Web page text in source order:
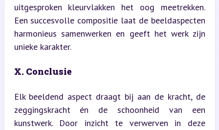
uitgesproken kleurvlakken het oog meetrekken.
Een succesvolle compositie laat de beeldaspecten
harmonieus samenwerken en geeft het werk zijn
unieke karakter.
X. Conclusie
Elk beeldend aspect draagt bij aan de kracht, de
zeggingskracht én de schoonheid van een
kunstwerk. Door inzicht te verwerven in deze